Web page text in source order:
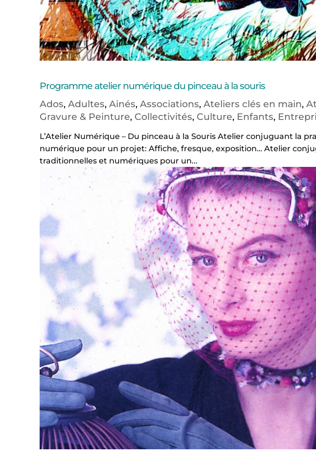
Programme atelier numérique du pinceau à la souris
Ados, Adultes, Ainés, Associations, Ateliers clés en main,
Gravure & Peinture, Collectivités, Culture, Enfants,
L’Atelier Numérique – Du pinceau à la Souris Atelier conjuguant la
numérique pour un projet: Affiche, fresque, exposition… Atelier
traditionnelles et numériques pour un...